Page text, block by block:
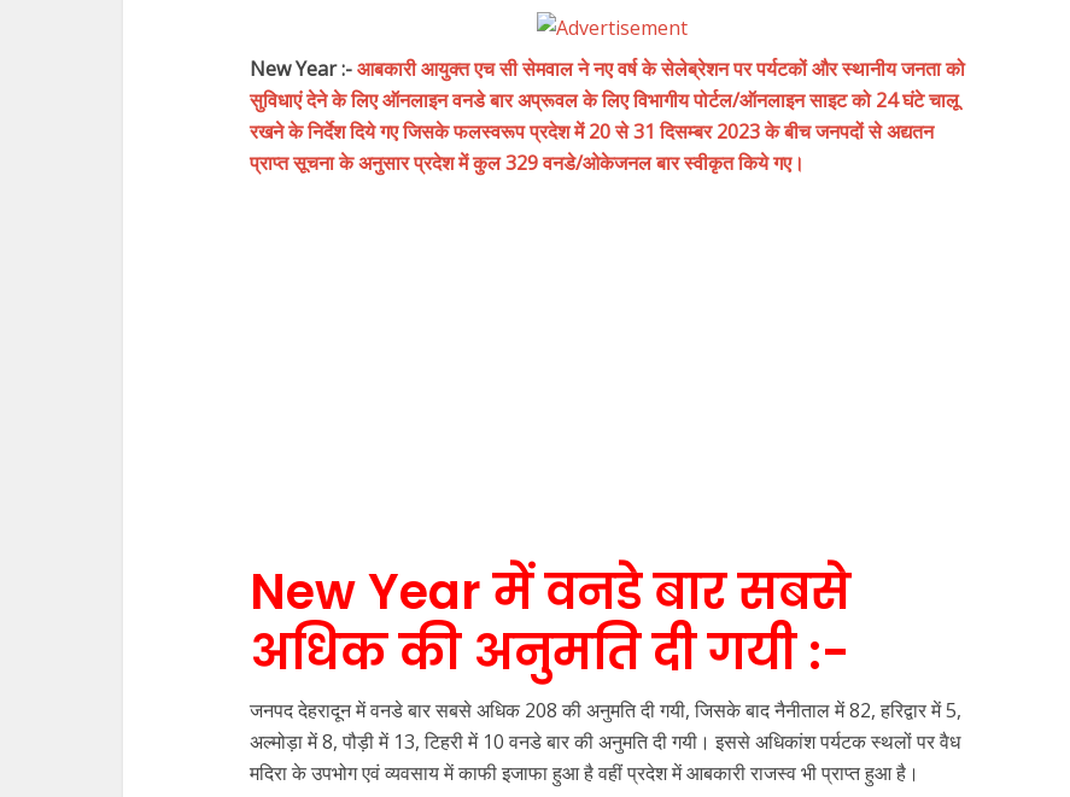
New Year :-आबकारी आयुक्त एच सी सेमवाल ने नए वर्ष के सेलेब्रेशन पर पर्यटकों और स्थानीय जनता को
सुविधाएं देने के लिए ऑनलाइन वनडे बार अप्रूवल के लिए विभागीय पोर्टल/ऑनलाइन साइट को 24 घंटे चालू
रखने के निर्देश दिये गए जिसके फलस्वरूप प्रदेश में 20 से 31 दिसम्बर 2023 के बीच जनपदों से अद्यतन
प्राप्त सूचना के अनुसार प्रदेश में कुल 329 वनडे/ओकेजनल बार स्वीकृत किये गए।
New Year में वनडे बार सबसे
अधिक की अनुमति दी गयी :-
जनपद देहरादून में वनडे बार सबसे अधिक 208 की अनुमति दी गयी, जिसके बाद नैनीताल में 82, हरिद्वार में 5,
अल्मोड़ा में 8, पौड़ी में 13, टिहरी में 10 वनडे बार की अनुमति दी गयी। इससे अधिकांश पर्यटक स्थलों पर वैध
मदिरा के उपभोग एवं व्यवसाय में काफी इजाफा हुआ है वहीं प्रदेश में आबकारी राजस्व भी प्राप्त हुआ है।